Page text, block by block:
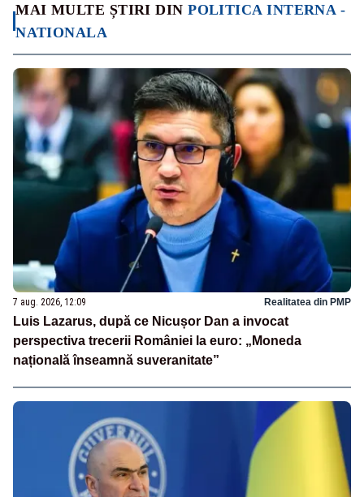
MAI MULTE ȘTIRI DINPOLITICA INTERNA -
NATIONALA
7 aug. 2026, 12:09 Realitatea din PMP
Luis Lazarus, după ce Nicușor Dan a invocat
perspectiva trecerii României la euro: „Moneda
națională înseamnă suveranitate”